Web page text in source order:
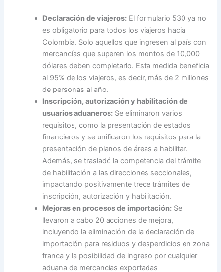
Declaración de viajeros: El formulario 530 ya no
es obligatorio para todos los viajeros hacia
Colombia. Solo aquellos que ingresen al país con
mercancías que superen los montos de 10,000
dólares deben completarlo. Esta medida beneficia
al 95% de los viajeros, es decir, más de 2 millones
de personas al año.
Inscripción, autorización y habilitación de
usuarios aduaneros: Se eliminaron varios
requisitos, como la presentación de estados
financieros y se unificaron los requisitos para la
presentación de planos de áreas a habilitar.
Además, se trasladó la competencia del trámite
de habilitación a las direcciones seccionales,
impactando positivamente trece trámites de
inscripción, autorización y habilitación.
Mejoras en procesos de importación: Se
llevaron a cabo 20 acciones de mejora,
incluyendo la eliminación de la declaración de
importación para residuos y desperdicios en zona
franca y la posibilidad de ingreso por cualquier
aduana de mercancías exportadas